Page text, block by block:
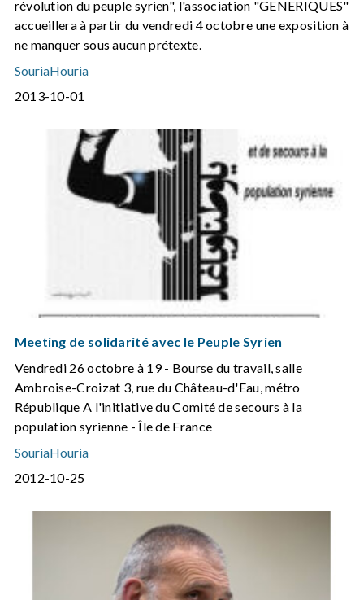
révolution du peuple syrien", l'association "GENERIQUES"
accueillera à partir du vendredi 4 octobre une exposition à
ne manquer sous aucun prétexte.
SouriaHouria
2013-10-01
Meeting de solidarité avec le Peuple Syrien
Vendredi 26 octobre à 19 - Bourse du travail, salle
Ambroise-Croizat 3, rue du Château-d'Eau, métro
République A l'initiative du Comité de secours à la
population syrienne - Île de France
SouriaHouria
2012-10-25